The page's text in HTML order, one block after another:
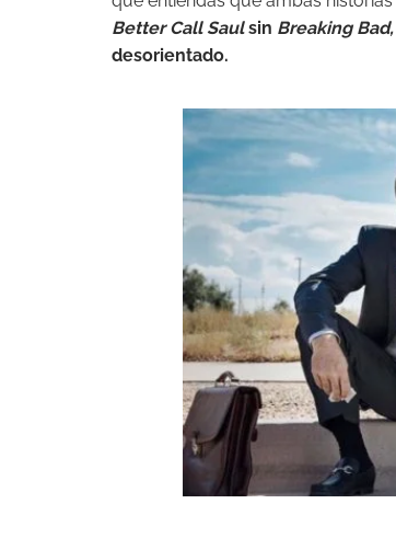
Better Call Saulsin Breaking Bad,
desorientado.